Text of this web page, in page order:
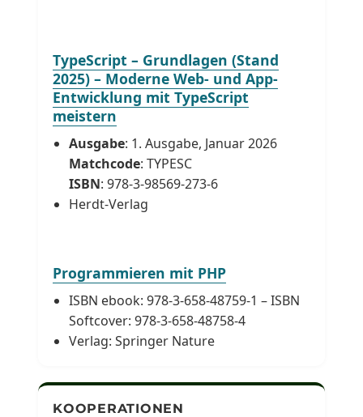
TypeScript – Grundlagen (Stand
2025) – Moderne Web- und App-
Entwicklung mit TypeScript
meistern
Ausgabe: 1. Ausgabe, Januar 2026
Matchcode: TYPESC
ISBN: 978-3-98569-273-6
Herdt-Verlag
Programmieren mit PHP
ISBN ebook: 978-3-658-48759-1 – ISBN
Softcover: 978-3-658-48758-4
Verlag: Springer Nature
KOOPERATIONEN